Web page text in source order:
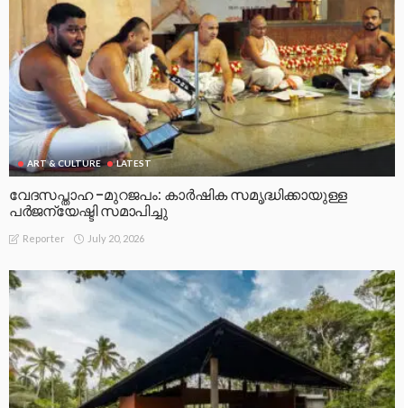
ART & CULTURE LATEST
വേദസപ്താഹ -മുറജപം: കാർഷിക സമൃദ്ധിക്കായുള്ള
പർജന്യേഷ്ടി സമാപിച്ചു
Reporter July 20, 2026